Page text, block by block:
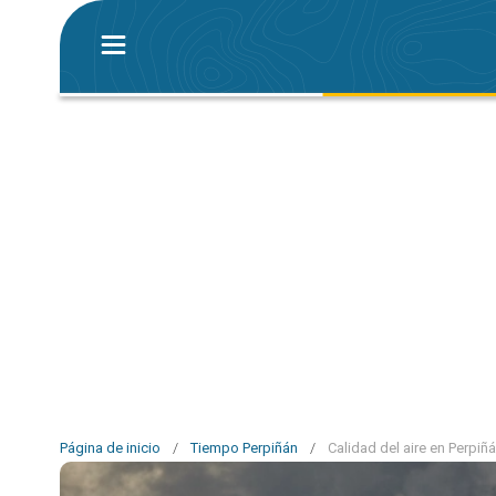
Página de inicio / Tiempo Perpiñán / Calidad del aire en